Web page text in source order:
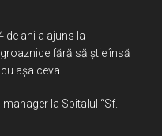
de ani a ajuns la
fără să ştie însă
așa ceva
la Spitalul “Sf.